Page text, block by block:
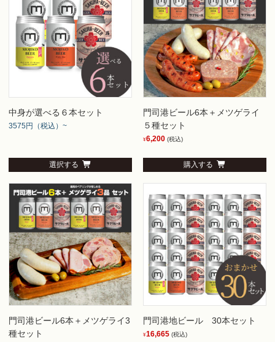
中身が選べる６本セット
3575円（税込）~
選択する
門司港ビール6本＋メツゲライ
５種セット
¥6,200 (税込)
購入する
門司港ビール6本＋メツゲライ3
種セット
門司港地ビール 30本セット
¥16,665 (税込)